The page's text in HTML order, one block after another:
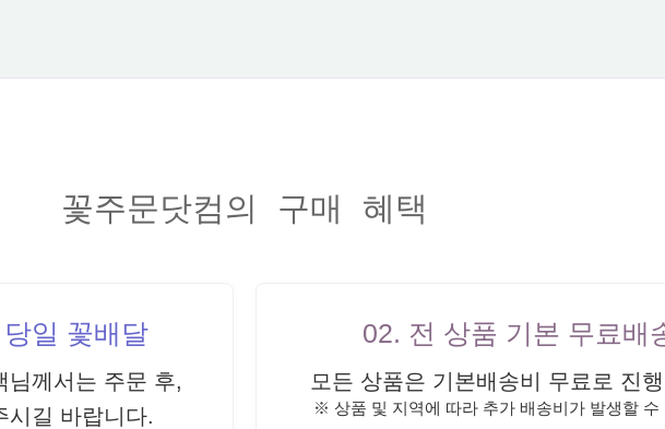
꽃주문닷컴의 구매 혜택
일 꽃배달
님께서는 주문 후,
시길 바랍니다.
02. 전 상품 기본 무료배
모든 상품은 기본배송비 무료로 진
※ 상품 및 지역에 따라 추가 배송비가 발생할 수